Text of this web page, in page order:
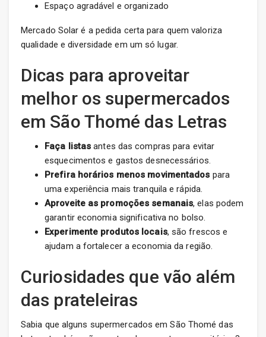
Espaço agradável e organizado
Mercado Solar é a pedida certa para quem valoriza
qualidade e diversidade em um só lugar.
Dicas para aproveitar
melhor os supermercados
em São Thomé das Letras
Faça listas antes das compras para evitar
esquecimentos e gastos desnecessários.
Prefira horários menos movimentados para
uma experiência mais tranquila e rápida.
Aproveite as promoções semanais, elas podem
garantir economia significativa no bolso.
Experimente produtos locais, são frescos e
ajudam a fortalecer a economia da região.
Curiosidades que vão além
das prateleiras
Sabia que alguns supermercados em São Thomé das